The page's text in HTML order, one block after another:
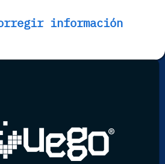
información